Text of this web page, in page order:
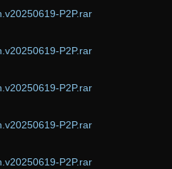
P2P.rar
P2P.rar
P2P.rar
P2P.rar
P2P.rar